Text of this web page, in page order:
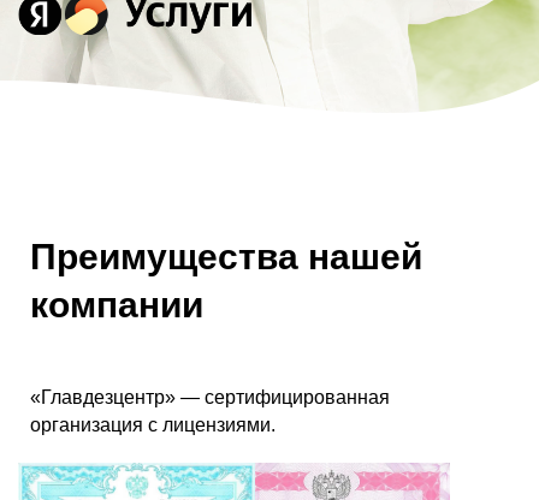
Преимущества нашей
компании
«Главдезцентр» — сертифицированная
организация с лицензиями.